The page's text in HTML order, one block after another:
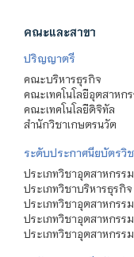
คณะและสาขา
ปริญญาตรี
คณะบริหารธุรกิจ
คณะเทคโนโลยีอุตสาหก
คณะเทคโนโลยีดิจิทัล
สำนักวิชาเกษตรนวัต
ระดับประกาศนียบัตรวิ
ประเภทวิชาอุตสาหกรรม
ประเภทวิชาบริหารธุรกิจ
ประเภทวิชาอุตสาหกรร
ประเภทวิชาอุตสาหกรร
ประเภทวิชาอุตสาหกรร